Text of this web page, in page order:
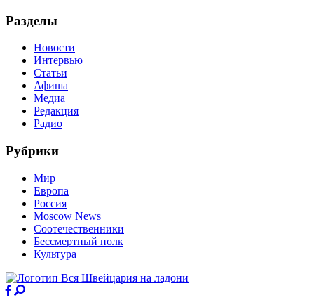
Разделы
Новости
Интервью
Статьи
Афиша
Медиа
Редакция
Радио
Рубрики
Мир
Европа
Россия
Moscow News
Соотечественники
Бессмертный полк
Культура